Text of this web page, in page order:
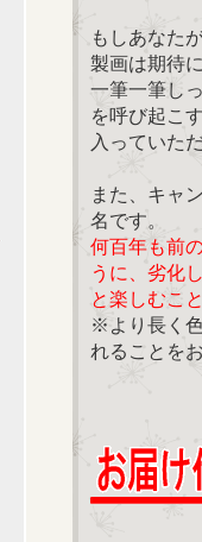
もしあなた
製画は期待
一筆一筆し
を呼び起こ
入っていた
また、キャ
名です。
何百年も前
うに、劣化
と楽しむこ
※より長く
れることを